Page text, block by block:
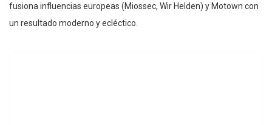
fusiona influencias europeas (Miossec, Wir Helden) y Motown con
un resultado moderno y ecléctico.